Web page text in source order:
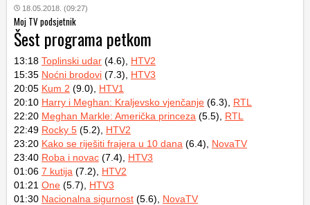
18.05.2018. (09:27)
Moj TV podsjetnik
Šest programa petkom
13:18 Toplinski udar (4.6), HTV2
15:35 Noćni brodovi (7.3), HTV3
20:05 Kum 2 (9.0), HTV1
20:10 Harry i Meghan: Kraljevsko vjenčanje (6.3), RTL
22:20 Meghan Markle: Američka princeza (5.5), RTL
22:49 Rocky 5 (5.2), HTV2
23:20 Kako se riješiti frajera u 10 dana (6.4), NovaTV
23:40 Roba i novac (7.4), HTV3
01:06 7 kutija (7.2), HTV2
01:21 One (5.7), HTV3
01:30 Nacionalna sigurnost (5.6), NovaTV